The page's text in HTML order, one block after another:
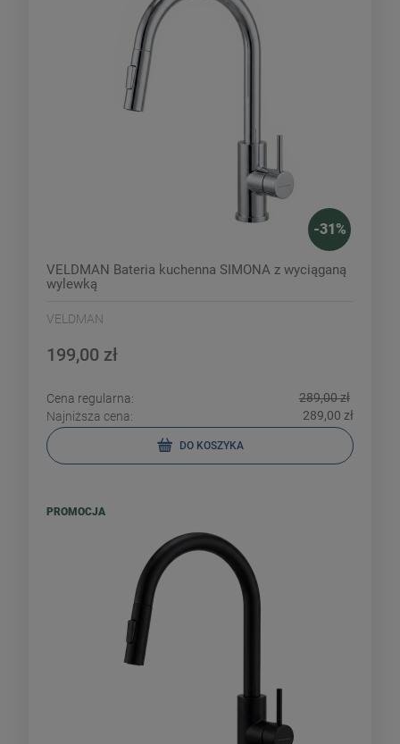
-31%
VELDMAN Bateria kuchenna SIMONA z wyciąganą
wylewką
VELDMAN
199,00 zł
Cena regularna:
289,00 zł
Najniższa cena:
289,00 zł
DO KOSZYKA
PROMOCJA